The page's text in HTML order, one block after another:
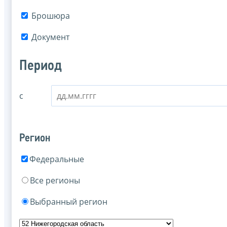
Брошюра
Документ
Период
с
Регион
Федеральные
Все регионы
Выбранный регион